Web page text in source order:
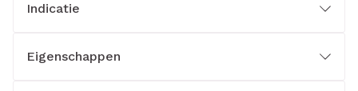
Indicatie
Eigenschappen